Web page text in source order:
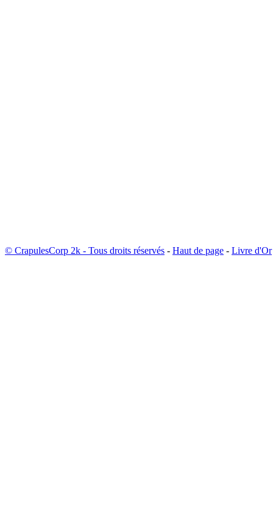
© CrapulesCorp 2k - Tous droits réservés - Haut de page - Livre d'Or